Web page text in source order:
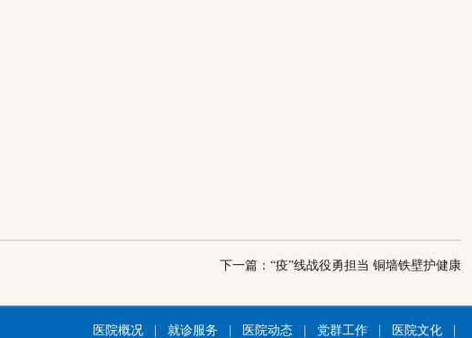
下一篇：“疫”线战役勇担当 铜墙铁壁护健康
医院概况 就诊服务 医院动态 党群工作 医院文化